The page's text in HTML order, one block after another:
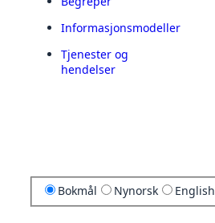
Informasjonsmodeller
Tjenester og
hendelser
Bokmål Nynorsk English